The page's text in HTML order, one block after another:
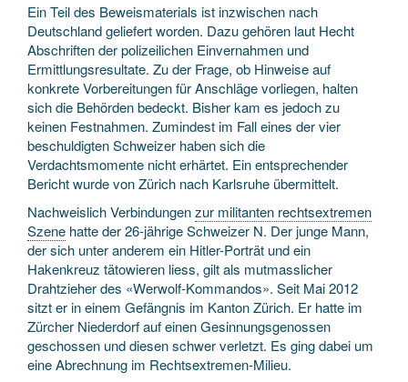
Ein Teil des Beweismaterials ist inzwischen nach
Deutschland geliefert worden. Dazu gehören laut Hecht
Abschriften der polizeilichen Einvernahmen und
Ermittlungsresultate. Zu der Frage, ob Hinweise auf
konkrete Vorbereitungen für Anschläge vorliegen, halten
sich die Behörden bedeckt. Bisher kam es jedoch zu
keinen Festnahmen. Zumindest im Fall eines der vier
beschuldigten Schweizer haben sich die
Verdachtsmomente nicht erhärtet. Ein entsprechender
Bericht wurde von Zürich nach Karlsruhe übermittelt.
Nachweislich Verbindungenzur militanten rechtsextremen
Szene hatte der 26-jährige Schweizer N. Der junge Mann,
der sich unter anderem ein Hitler-Porträt und ein
Hakenkreuz tätowieren liess, gilt als mutmasslicher
Drahtzieher des «Werwolf-Kommandos». Seit Mai 2012
sitzt er in einem Gefängnis im Kanton Zürich. Er hatte im
Zürcher Niederdorf auf einen Gesinnungsgenossen
geschossen und diesen schwer verletzt. Es ging dabei um
eine Abrechnung im Rechtsextremen-Milieu.